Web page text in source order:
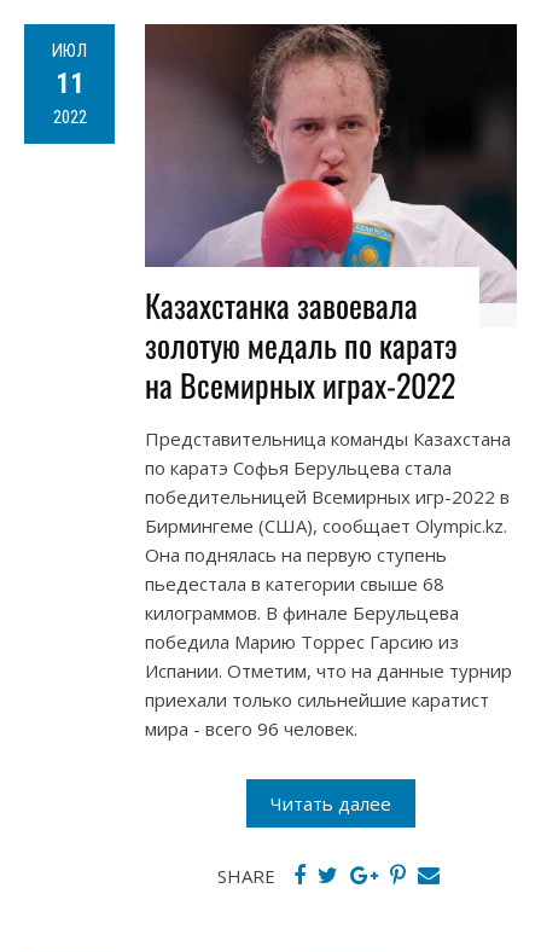
ИЮЛ
11
2022
Казахстанка завоевала
золотую медаль по каратэ
на Всемирных играх-2022
Представительница команды Казахстана
по каратэ Софья Берульцева стала
победительницей Всемирных игр-2022 в
Бирмингеме (США), сообщает Olympic.kz.
Она поднялась на первую ступень
пьедестала в категории свыше 68
килограммов. В финале Берульцева
победила Марию Торрес Гарсию из
Испании. Отметим, что на данные турнир
приехали только сильнейшие каратист
мира - всего 96 человек.
Читать далее
SHARE